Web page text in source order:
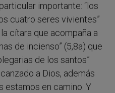
importante: “los
cuatro seres vivientes”
cítara que acompaña a
de incienso” (5,8a) que
de los santos”
a Dios, además
estamos en camino. Y